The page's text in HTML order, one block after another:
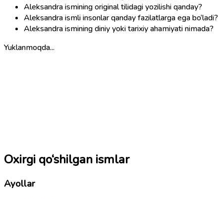
Aleksandra ismining original tilidagi yozilishi qanday?
Aleksandra ismli insonlar qanday fazilatlarga ega bo‘ladi?
Aleksandra ismining diniy yoki tarixiy ahamiyati nimada?
Yuklanmoqda...
Oxirgi qo‘shilgan ismlar
Ayollar